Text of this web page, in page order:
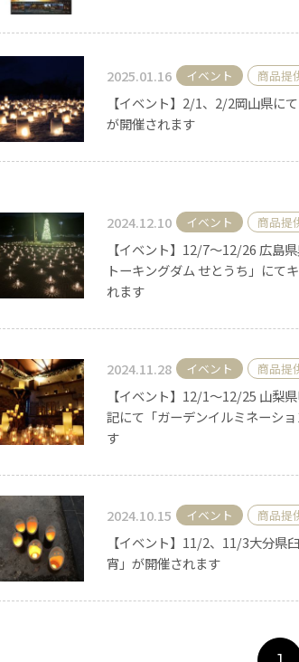
ALL
キャンドルプレート
ALL
点火・消火ツール
ALL
手作りキャンドル
2025.01.16 イベント 商品提
【イベント】2/1、2/2岡山県に
が開催されます
2024.12.10 イベント 商品提
【イベント】12/7〜12/26 広島
トーキングダム せとうち」にて
れます
2024.11.28 イベント 商品提
【イベント】12/1〜12/25 山梨
記にて「ガーデンイルミネーシ
す
2024.10.15 イベント 商品提
【イベント】11/2、11/3大分県
宵」が開催されます